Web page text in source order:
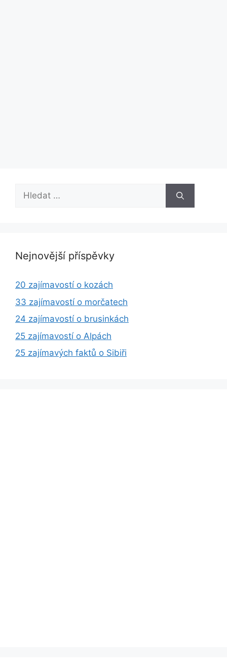
Hledat:
Nejnovější příspěvky
20 zajímavostí o kozách
33 zajímavostí o morčatech
24 zajímavostí o brusinkách
25 zajímavostí o Alpách
25 zajímavých faktů o Sibiři